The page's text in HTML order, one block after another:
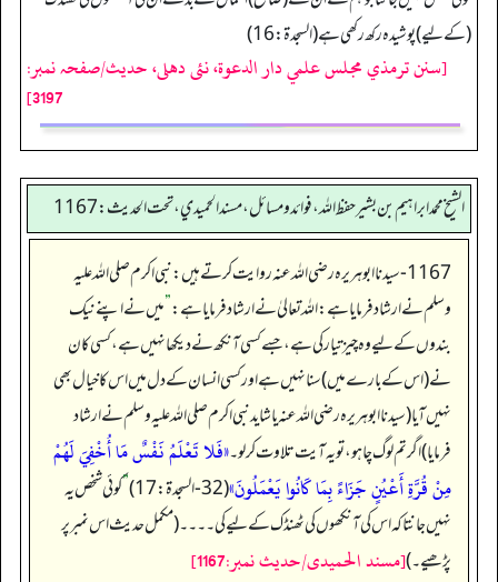
(کے لیے) پوشیدہ رکھ رکھی ہے (السجدۃ: 16)
[سنن ترمذي مجلس علمي دار الدعوة، نئى دهلى، حدیث/صفحہ نمبر:
3197]
الشيخ محمد ابراهيم بن بشير حفظ الله، فوائد و مسائل، مسند الحميدي، تحت الحديث:1167
1167- سیدنا ابوہریرہ رضی اللہ عنہ روایت کرتے ہیں: نبی اکرم صلی اللہ علیہ
وسلم نے ارشاد فرمایا ہے: اللہ تعالیٰ نے ارشاد فرمایا ہے:”میں نے اپنے نیک
بندوں کے لیے وہ چیز تیار کی ہے، جسے کسی آنکھ نے دیکھا نہیں ہے، کسی کان
نے (اس کے بارے میں) سنا نہیں ہے اور کسی انسان کے دل میں اس کا خیال بھی
نہیں آیا (سیدنا ابوہریرہ رضی اللہ عنہ یا شاید نبی اکرم صلی اللہ علیہ وسلم نے ارشاد
فرمایا) اگر تم لوگ چاہو، تو یہ آیت تلاوت کرلو۔«فَلا تَعْلَمُ نَفْسٌ مَا أُخْفِيَ لَهُمْ
مِنْ قُرَّةِ أَعْيُنٍ جَزَاءً بِمَا كَانُوا يَعْمَلُونَ»(32-السجدة:17) ”کوئی شخص یہ
نہیں جانتا کہ اس کی آنکھوں کی ٹھنڈک کے لیے کی۔۔۔۔ (مکمل حدیث اس نمبر پر
پڑھیے۔)[مسند الحمیدی/حدیث نمبر:1167]